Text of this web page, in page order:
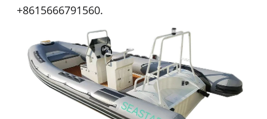
+8615666791560.